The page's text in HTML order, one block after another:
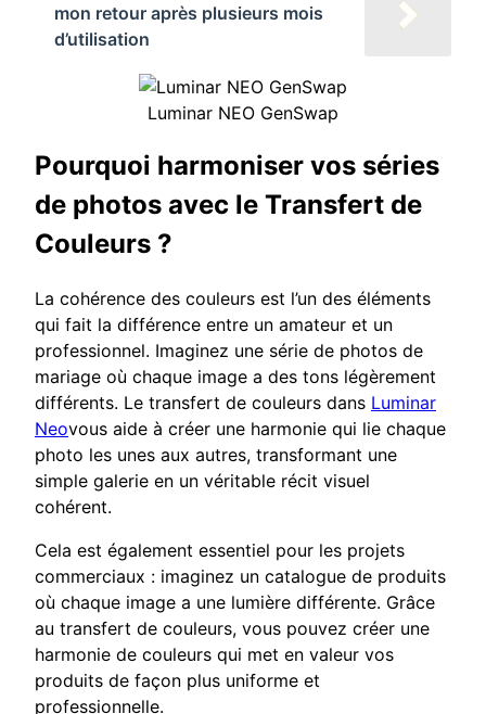
mon retour après plusieurs mois
d’utilisation
Luminar NEO GenSwap
Pourquoi harmoniser vos séries
de photos avec le Transfert de
Couleurs ?
La cohérence des couleurs est l’un des éléments
qui fait la différence entre un amateur et un
professionnel. Imaginez une série de photos de
mariage où chaque image a des tons légèrement
différents. Le transfert de couleurs dans Luminar
Neovous aide à créer une harmonie qui lie chaque
photo les unes aux autres, transformant une
simple galerie en un véritable récit visuel
cohérent.
Cela est également essentiel pour les projets
commerciaux : imaginez un catalogue de produits
où chaque image a une lumière différente. Grâce
au transfert de couleurs, vous pouvez créer une
harmonie de couleurs qui met en valeur vos
produits de façon plus uniforme et
professionnelle.